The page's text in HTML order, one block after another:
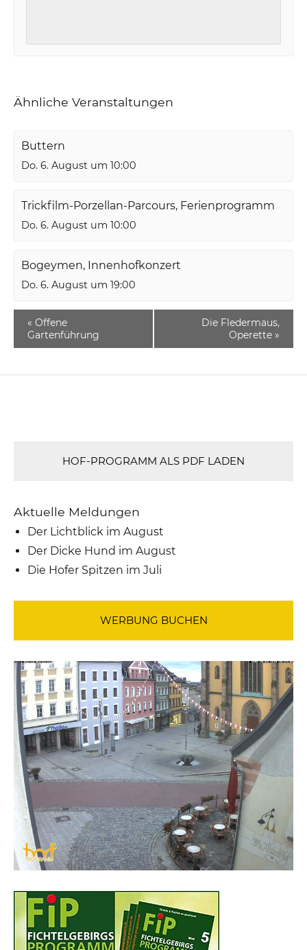
Ähnliche Veranstaltungen
Buttern
Do. 6. August um 10:00
Trickfilm-Porzellan-Parcours, Ferienprogramm
Do. 6. August um 10:00
Bogeymen, Innenhofkonzert
Do. 6. August um 19:00
« Offene
Gartenführung
Die Fledermaus,
Operette »
HOF-PROGRAMM ALS PDF LADEN
Aktuelle Meldungen
Der Lichtblick im August
Der Dicke Hund im August
Die Hofer Spitzen im Juli
WERBUNG BUCHEN